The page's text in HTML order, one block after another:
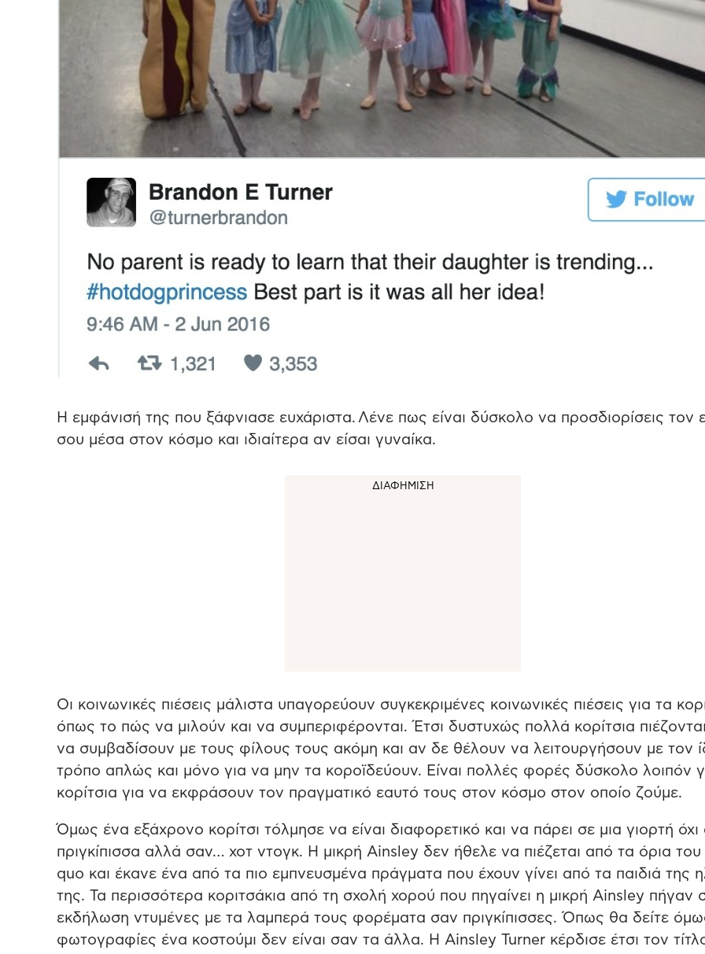
Η εμφάνισή της που ξάφνιασε ευχάριστα. Λένε πως είναι δύσκολο να προσδιορίσεις τον
σου μέσα στον κόσμο και ιδιαίτερα αν είσαι γυναίκα.
Οι κοινωνικές πιέσεις μάλιστα υπαγορεύουν συγκεκριμένες κοινωνικές πιέσεις για τα
όπως το πώς να μιλούν και να συμπεριφέρονται. Έτσι δυστυχώς πολλά κορίτσια
να συμβαδίσουν με τους φίλους τους ακόμη και αν δε θέλουν να λειτουργήσουν με τον
τρόπο απλώς και μόνο για να μην τα κοροϊδεύουν. Είναι πολλές φορές δύσκολο λοιπόν
κορίτσια για να εκφράσουν τον πραγματικό εαυτό τους στον κόσμο στον οποίο ζούμε.
Όμως ένα εξάχρονο κορίτσι τόλμησε να είναι διαφορετικό και να πάρει σε μια γιορτή όχι
πριγκίπισσα αλλά σαν… χοτ ντογκ. Η μικρή Ainsley δεν ήθελε να πιέζεται από τα όρια
quo και έκανε ένα από τα πιο εμπνευσμένα πράγματα που έχουν γίνει από τα παιδιά της
της. Τα περισσότερα κοριτσάκια από τη σχολή χορού που πηγαίνει η μικρή Ainsley πήγαν
εκδήλωση ντυμένες με τα λαμπερά τους φορέματα σαν πριγκίπισσες. Όπως θα δείτε
φωτογραφίες ένα κοστούμι δεν είναι σαν τα άλλα. Η Ainsley Turner κέρδισε έτσι τον